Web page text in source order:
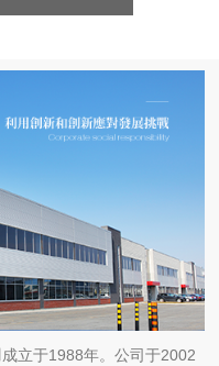
成立于1988年。公司于2002